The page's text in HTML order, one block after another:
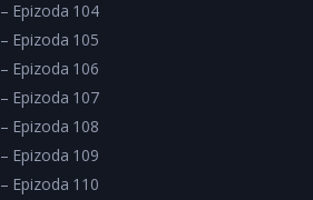
Epizoda 104
Epizoda 105
Epizoda 106
Epizoda 107
Epizoda 108
Epizoda 109
Epizoda 110